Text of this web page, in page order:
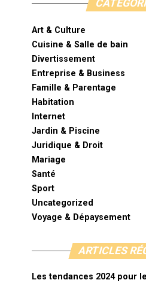
Art & Culture
Cuisine & Salle de bain
Divertissement
Entreprise & Business
Famille & Parentage
Habitation
Internet
Jardin & Piscine
Juridique & Droit
Mariage
Santé
Sport
Uncategorized
Voyage & Dépaysement
ARTICLES
Les tendances 2024 pour